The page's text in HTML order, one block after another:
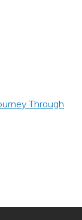
Through